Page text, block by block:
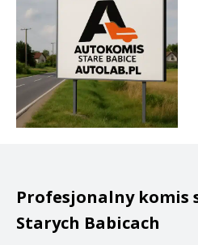
Profesjonalny komis
Starych Babicach